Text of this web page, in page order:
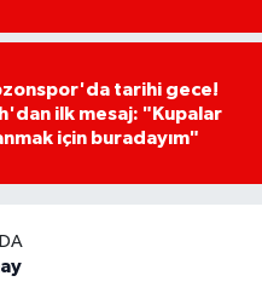
tarihi gece!
ilk mesaj: "Kupalar
için buradayım"